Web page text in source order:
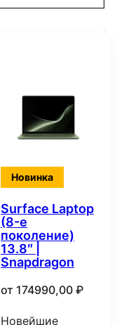
Новинка
Surface Laptop
(8-е
поколение)
13.8″ |
Snapdragon
от 174990,00 ₽
Новейшие